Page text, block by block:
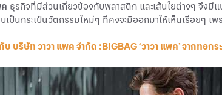
ค ธุรกิจที่มีส่วนเกี่ยวข้องกับพลาสติก และเส้นใยต่างๆ จึงมี
เป็นกระเป๋นวัตกรรมใหม่ๆ ที่คงจะมีออกมาให้เห็นเรื่อยๆ เพ
บริษัท วาวา แพค จำกัด :BIGBAG ‘วาวา แพค’ จากทอก